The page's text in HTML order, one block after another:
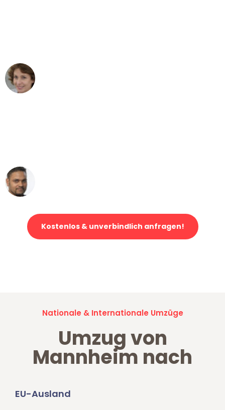
Kostenlos & unverbindlich anfragen!
Nationale & Internationale Umzüge
Umzug von
Mannheim nach
EU-Ausland